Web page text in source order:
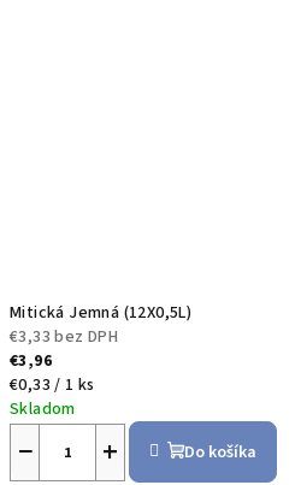
Mitická Jemná (12X0,5L)
€3,33 bez DPH
€3,96
Jednotková
cena:
€0,33 / 1 ks
Skladom
+
− Do košíka